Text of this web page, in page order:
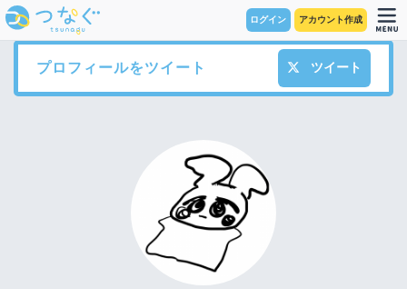
ログイン アカウント作成
プロフィールをツイート ツイート